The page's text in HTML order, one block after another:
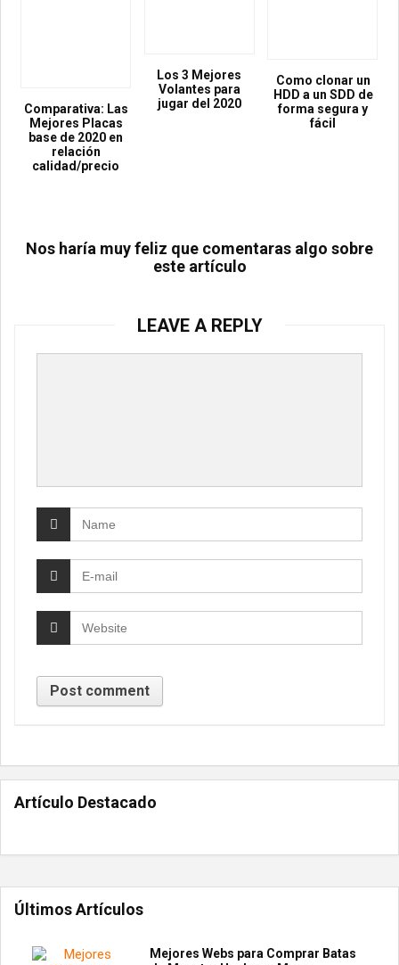
Comparativa: Las
Mejores Placas
base de 2020 en
relación
calidad/precio
Los 3 Mejores
Volantes para
jugar del 2020
Como clonar un
HDD a un SDD de
forma segura y
fácil
Nos haría muy feliz que comentaras algo sobre
este artículo
LEAVE A REPLY
Artículo Destacado
Últimos Artículos
Mejores Webs para Comprar Batas